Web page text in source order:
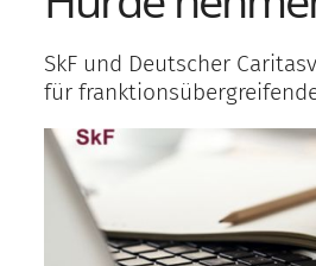
SkF und Deutscher
für